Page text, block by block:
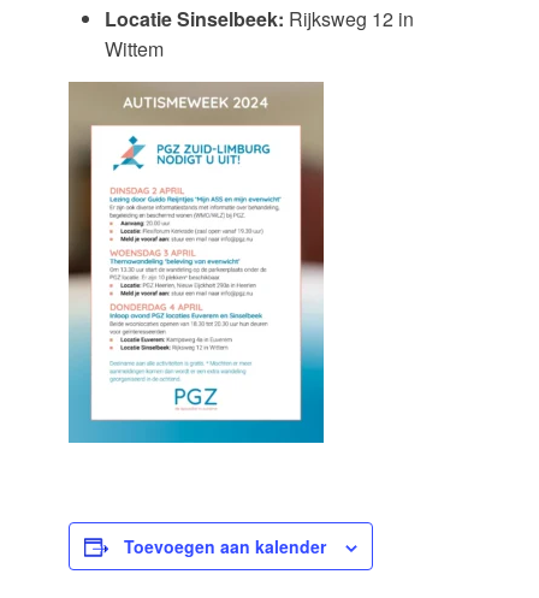
Locatie Sinselbeek: Rijksweg 12 in
Wittem
Toevoegen aan kalender